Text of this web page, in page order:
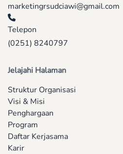
marketingrsudciawi@gmail.com
Telepon
(0251) 8240797
Jelajahi Halaman
Struktur Organisasi
Visi & Misi
Penghargaan
Program
Daftar Kerjasama
Karir